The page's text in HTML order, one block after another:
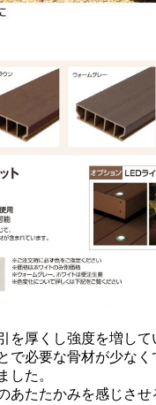
を厚くし強度を増して
で必要な骨材が少なく
した。
あたたかみを感じさ